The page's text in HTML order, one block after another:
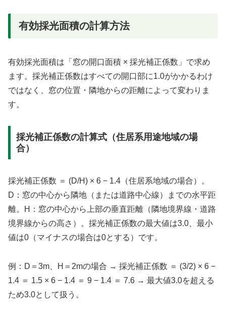
有効採光面積の計算方法
有効採光面積は「窓の開口面積 × 採光補正係数」で求め
ます。採光補正係数はすべての開口部に1.0がかかるわけ
ではなく、窓の位置・隣地からの距離によって変わりま
す。
採光補正係数の計算式（住居系用途地域の場
合）
採光補正係数 ＝ (D/H) × 6 − 1.4（住居系地域の場合）。
D：窓の中心から隣地（または道路中心線）までの水平距
離。H：窓の中心から上部の垂直距離（隣地境界線・道路
境界線からの高さ）。採光補正係数の最大値は3.0、最小
値は0（マイナスの場合は0とする）です。
例：D＝3m、H＝2mの場合 → 採光補正係数 ＝ (3/2) × 6 −
1.4 ＝ 1.5 × 6 − 1.4 ＝ 9 − 1.4 ＝ 7.6 → 最大値3.0を超える
ため3.0として扱う。